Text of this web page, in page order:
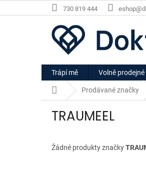
na
730 819 444
Trápí mě Volně prodejné
Domů Prodávané značky
TRAUMEEL
Žádné produkty značky